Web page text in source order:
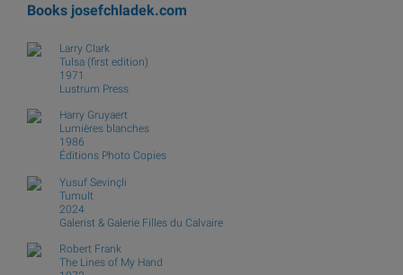
Books josefchladek.com
Larry Clark
Tulsa (first edition)
1971
Lustrum Press
Harry Gruyaert
Lumières blanches
1986
Éditions Photo Copies
Yusuf Sevinçli
Tumult
2024
Galerist & Galerie Filles du Calvaire
Robert Frank
The Lines of My Hand